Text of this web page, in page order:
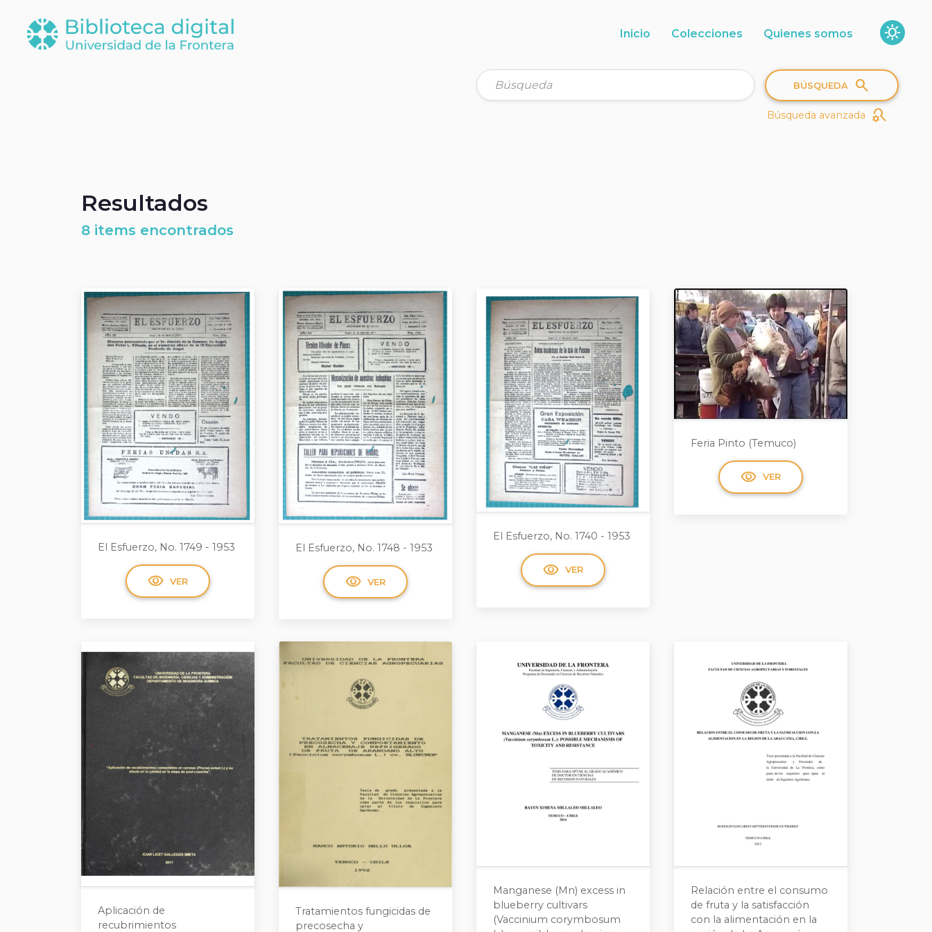
sunny
Inicio Colecciones Quienes somos
BÚSQUEDA search
Búsqueda avanzada search_gear
Resultados
8 items encontrados
El Esfuerzo, No. 1749 - 1953
visibility VER
El Esfuerzo, No. 1748 - 1953
visibility VER
El Esfuerzo, No. 1740 - 1953
visibility VER
Feria Pinto (Temuco)
visibility VER
Aplicación de
recubrimientos
Tratamientos fungicidas de
precosecha y
Manganese (Mn) excess in
blueberry cultivars
(Vaccinium corymbosum
Relación entre el consumo
de fruta y la satisfacción
con la alimentación en la